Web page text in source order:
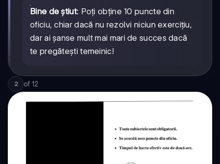
Bine de știut: Poți obține 10 puncte din
oficiu, chiar dacă nu rezolvi niciun exercițiu,
dar ai șanse mult mai mari de succes dacă
te pregătești temeinic!
2 of 12